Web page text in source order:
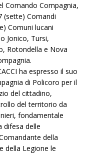
Comando Compagnia,
(sette) Comandi
Comuni lucani
Jonico, Tursi,
Rotondella e Nova
ha espresso il suo
di Policoro per il
del cittadino,
del territorio da
fondamentale
difesa delle
della
della Legione le